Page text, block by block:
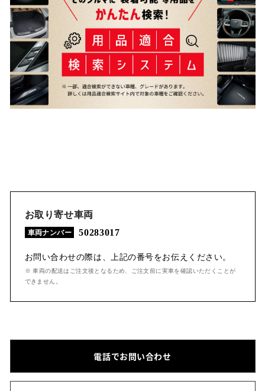
お取り寄せ車両
車両ナンバー 50283017
お問い合わせの際は、上記の番号をお伝えください。
※ 車両の配送はご注文後となるため、ご注文前に実車を確認いただくことが
できません。
電話でお問い合わせ